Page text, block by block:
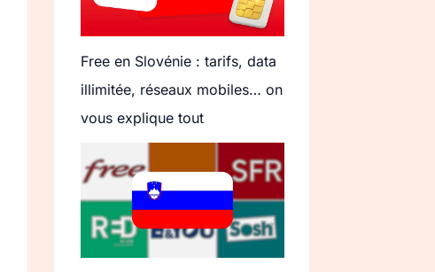
Free en Slovénie : tarifs, data
illimitée, réseaux mobiles… on
vous explique tout